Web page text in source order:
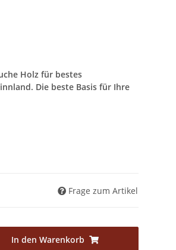
Holz für bestes
Die beste Basis für Ihre
Frage zum Artikel
In den Warenkorb